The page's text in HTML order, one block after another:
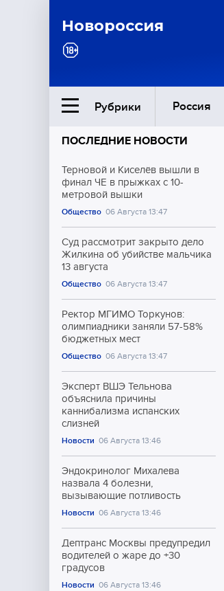
Новороссия
Рубрики Россия
Ближний Восток
Общество
Культура
ПОСЛЕДНИЕ НОВОСТИ
Терновой и Киселёв вышли в
финал ЧЕ в прыжках с 10-
метровой вышки
Общество 06 Августа 13:47
Суд рассмотрит закрыто дело
Жилкина об убийстве мальчика
13 августа
Общество 06 Августа 13:47
Ректор МГИМО Торкунов:
олимпиадники заняли 57-58%
бюджетных мест
Общество 06 Августа 13:47
Эксперт ВШЭ Тельнова
объяснила причины
каннибализма испанских
слизней
Новости 06 Августа 13:46
Эндокринолог Михалева
назвала 4 болезни,
вызывающие потливость
Новости 06 Августа 13:46
Дептранс Москвы предупредил
водителей о жаре до +30
градусов
Новости 06 Августа 13:46